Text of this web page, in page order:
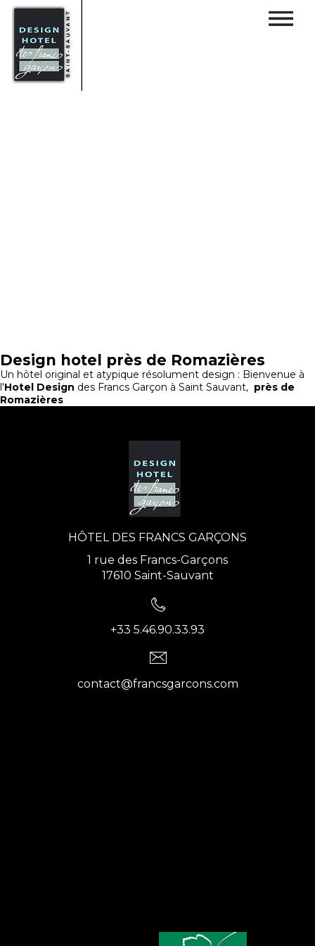
Design hotel près de Romazières
Un hôtel original et atypique résolument design : Bienvenue à
l'Hotel Design des Francs Garçon à Saint Sauvant, près de
Romazières
HÔTEL DES FRANCS GARÇONS
1 rue des Francs-Garçons
17610 Saint-Sauvant
+33 5.46.90.33.93
contact@francsgarcons.com